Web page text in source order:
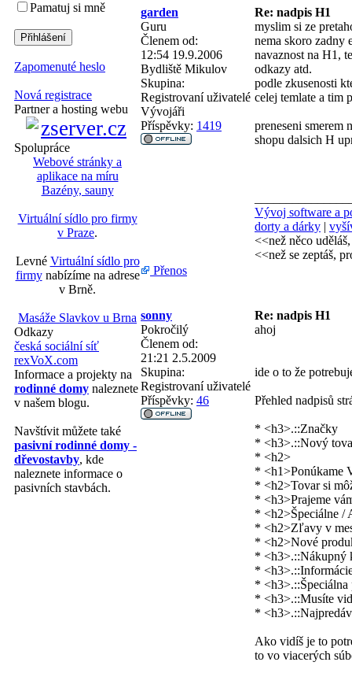
Pamatuj si mně
Zapomenuté heslo
Nová registrace
Partner a hosting webu
Spolupráce
Webové stránky a
aplikace na míru
Bazény, sauny
Virtuální sídlo pro firmy
v Praze.
Levné Virtuální sídlo pro
firmynabízíme na adrese
v Brně.
Masáže Slavkov u Brna
Odkazy
česká sociální síť
rexVoX.com
Informace a projekty na
rodinné domy naleznete
v našem blogu.
Navštívit můžete také
pasivní rodinné domy -
dřevostavby, kde
naleznete informace o
pasivních stavbách.
garden
Re: nadpis H1
Guru
Členem od:
12:54 19.9.2006
Bydliště Mikulov
Skupina:
Registrovaní uživatelé
Vývojáři
Příspěvky: 1419
myslim si ze
nema skoro zadny
navaznost na H1,
odkazy atd.
podle zkusenosti
celej temlate a tim
preneseni smerem
shopu dalsich H
Vývoj software a
dorty a dárky |
<<než něco
<<než se zeptáš,
Přenos
sonny
Re: nadpis H1
Pokročilý
Členem od:
21:21 2.5.2009
Skupina:
Registrovaní uživatelé
Příspěvky: 46
ahoj
ide o to že
Přehled nadpisů
* <h3>.::Značky
* <h3>.::Nový
* <h2>
* <h1>Ponúkame
* <h2>Tovar si
* <h3>Prajeme
* <h2>Špeciálne /
* <h2>Zľavy v
* <h2>Nové
* <h3>.::Nákupný
*
*
* <h3>.::Musíte
*
Ako vidíš je to
to vo viacerých